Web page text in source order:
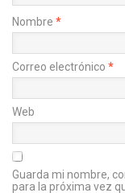
Nombre *
Correo electrónico *
Web
Guarda mi nombre,
para la próxima vez